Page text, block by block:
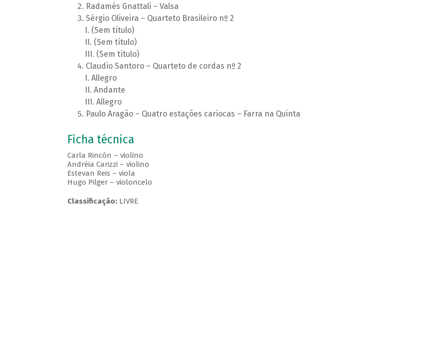
Radamés Gnattali – Valsa
Sérgio Oliveira – Quarteto Brasileiro nº 2
(Sem título)
(Sem título)
(Sem título)
Claudio Santoro – Quarteto de cordas nº 2
Allegro
Andante
Allegro
Paulo Aragão – Quatro estações cariocas – Farra na Quinta
Ficha técnica
Carla Rincón – violino
Andréia Carizzi – violino
Estevan Reis – viola
Hugo Pilger – violoncelo
Classificação:LIVRE